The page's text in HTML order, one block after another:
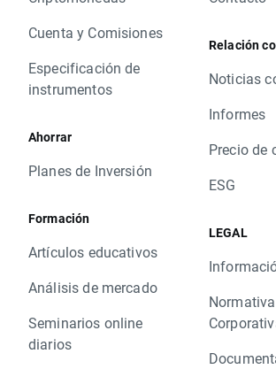
Cuenta y Comisiones
Especificación de
instrumentos
Ahorrar
Planes de Inversión
Formación
Artículos educativos
Análisis de mercado
Seminarios online
diarios
Relación
Noticias
Informes
Precio de
ESG
LEGAL